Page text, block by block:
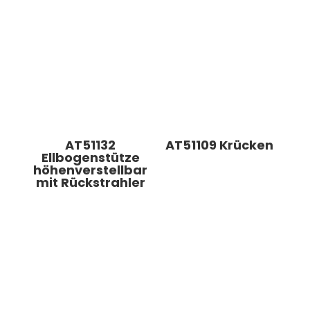
AT51132
Ellbogenstütze
höhenverstellbar
mit Rückstrahler
AT51109 Krücken